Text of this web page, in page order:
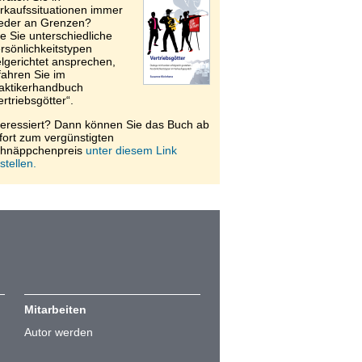
immer
an Grenzen?
Sie unterschiedliche
ansprechen,
Sie im
Dann können Sie das Buch ab
zum vergünstigten
unter diesem Link
Mitarbeiten
Autor werden